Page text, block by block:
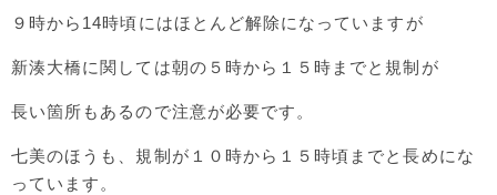
９時から14時頃にはほとんど解除になっていますが
新湊大橋に関しては朝の５時から１５時までと規制が
長い箇所もあるので注意が必要です。
七美のほうも、規制が１０時から１５時頃までと長めにな
っています。